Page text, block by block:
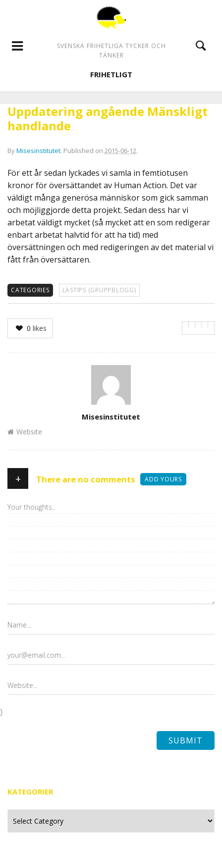
SVENSKA FRIHETLIGA TYCKER OCH
TÄNKER
FRIHETLIGT
Uppdatering angående Mänskligt
handlande
ByMisesinstitutet. Published on 2015-06-12.
För ett år sedan lyckades vi samla in femtiotusen
kronor för översättandet av Human Action. Det var
väldigt många generösa människor som gick samman
och möjliggjorde detta projekt. Sedan dess har vi
arbetat väldigt mycket (så mycket att en som redigerar
enbart arbetat halvtid för att ha tid) med
översättningen och med redigeringen av det material vi
fått från översättaren.
CATEGORIES LÄSTIPS (GRUPPBLOGG)
0 likes
Misesinstitutet
Website
+ There are no comments ADD YOURS
KATEGORIER